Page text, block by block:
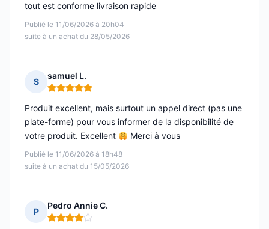
Publié le 11/06/2026 à 20h04
suite à un achat du 28/05/2026
tout est conforme livraison rapide
S
samuel L.
Note : 5 sur 5
Publié le 11/06/2026 à 18h48
suite à un achat du 15/05/2026
Produit excellent, mais surtout un appel direct (pas une
plate-forme) pour vous informer de la disponibilité de
votre produit. Excellent
Merci à vous
P
Pedro Annie C.
Note : 4 sur 5